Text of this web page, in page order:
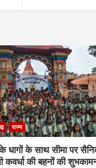
राज्य
धागों के साथ सीमा पर
कवर्धा की बहनों की